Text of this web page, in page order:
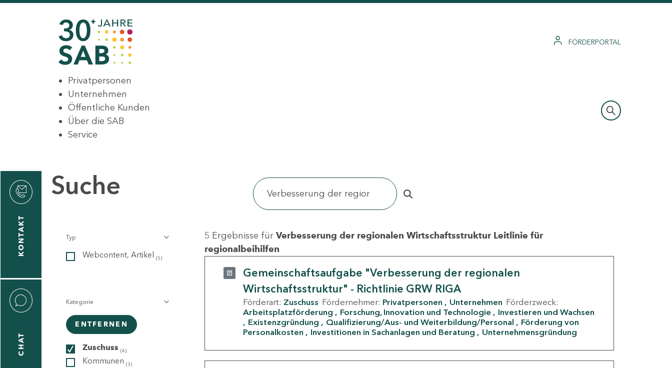
FÖRDERPORTAL
Privatpersonen
Unternehmen
Öffentliche Kunden
Über die SAB
Service
KONTAKT
CHAT
Suche
Typ
Webcontent, Artikel (5)
Kategorie
ENTFERNEN
Zuschuss (4)
Kommunen (3)
5 Ergebnisse für Verbesserung der regionalen Wirtschaftsstruktur Leitlinie für
regionalbeihilfen
Gemeinschaftsaufgabe "Verbesserung der regionalen
Wirtschaftsstruktur" - Richtlinie GRW RIGA
Förderart: Zuschuss Fördernehmer: Privatpersonen Unternehmen Förderzweck:
Arbeitsplatzförderung
Forschung, Innovation und Technologie
Investieren und Wachsen
Existenzgründung
Qualifizierung/Aus- und Weiterbildung/Personal
Förderung von
Personalkosten
Investitionen in Sachanlagen und Beratung Unternehmensgründung